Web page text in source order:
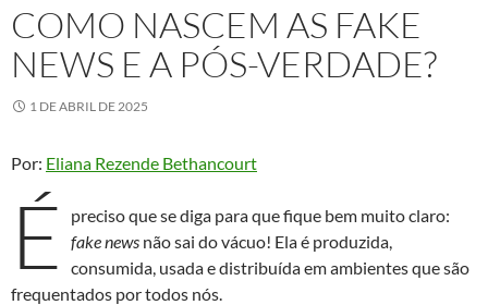
COMO NASCEM AS FAKE
NEWS E A PÓS-VERDADE?
1 DE ABRIL DE 2025
Por: Eliana Rezende Bethancourt
É
preciso que se diga para que fique bem muito claro:
fake news não sai do vácuo! Ela é produzida,
consumida, usada e distribuída em ambientes que são
frequentados por todos nós.